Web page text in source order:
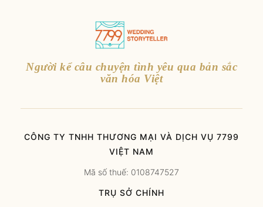
Người kể câu chuyện tình yêu qua bản sắc
văn hóa Việt
CÔNG TY TNHH THƯƠNG MẠI VÀ DỊCH VỤ 7799
VIỆT NAM
Mã số thuế: 0108747527
TRỤ SỞ CHÍNH